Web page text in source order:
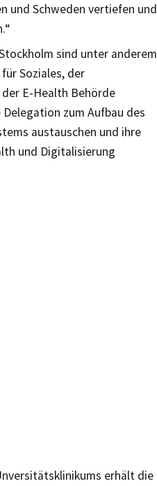
und Schweden vertiefen und
sind unter anderem
Soziales, der
E-Health Behörde
zum Aufbau des
austauschen und ihre
und Digitalisierung
erhält die